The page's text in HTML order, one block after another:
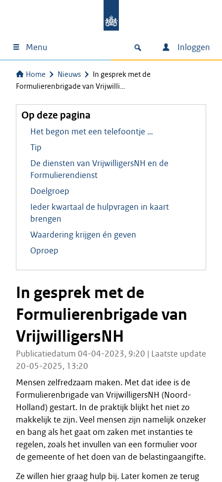
Menu Inloggen
Home Nieuws
In gesprek met de
Formulierenbrigade van Vrijwilli…
Op deze pagina
Het begon met een telefoontje …
Tip
De diensten van VrijwilligersNH en de
Formulierendienst
Doelgroep
Ieder kwartaal de hulpvragen in kaart
brengen
Waardering krijgen én geven
Oproep
In gesprek met de
Formulierenbrigade van
VrijwilligersNH
Publicatiedatum 04-04-2023, 9:20 | Laatste update
20-05-2025, 13:20
Mensen zelfredzaam maken. Met dat idee is de
Formulierenbrigade van VrijwilligersNH (Noord-
Holland) gestart. In de praktijk blijkt het niet zo
makkelijk te zijn. Veel mensen zijn namelijk onzeker
en bang als het gaat om zaken met instanties te
regelen, zoals het invullen van een formulier voor
de gemeente of het doen van de belastingaangifte.
Ze willen hier graag hulp bij. Later komen ze terug